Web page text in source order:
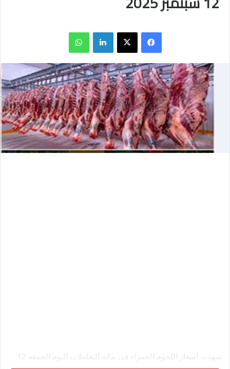
فيسبوك X لينكدإن
شهدت أسعار اللحوم الحمراء فى بداية التعاملات اليوم الجمعه 12